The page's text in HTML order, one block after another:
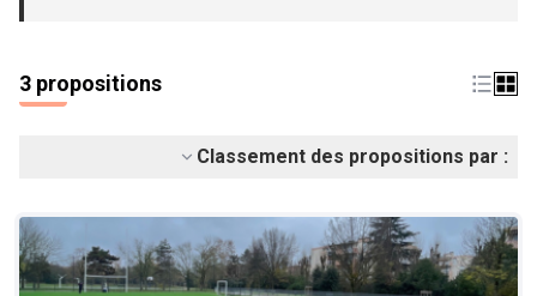
3 propositions
Classement des propositions par :